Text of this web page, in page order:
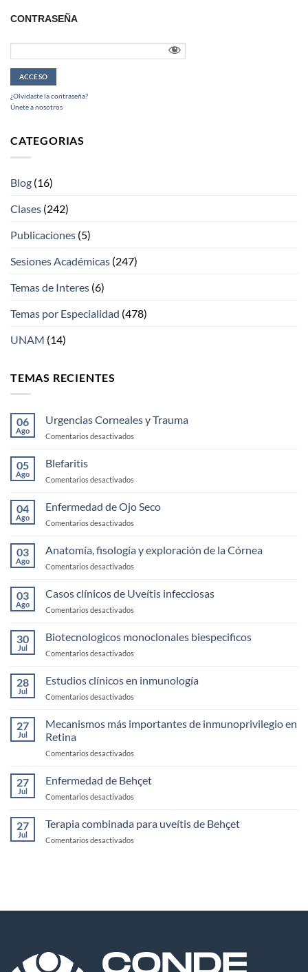
CONTRASEÑA
¿Olvidaste la contraseña?
Únete a nosotros
CATEGORIAS
Blog (16)
Clases (242)
Publicaciones (5)
Sesiones Académicas (247)
Temas de Interes (6)
Temas por Especialidad (478)
UNAM (14)
TEMAS RECIENTES
06
Ago
Urgencias Corneales y Trauma
Comentarios desactivados
Trauma
05
Ago
Blefaritis
Comentarios desactivados
04
Ago
Enfermedad de Ojo Seco
Comentarios desactivados
Ojo
Seco
03
Ago
Anatomía, fisología y exploración de la Córnea
Comentarios desactivados
fisología
exploración
la
03
Ago
Casos clínicos de Uveítis infecciosas
Comentarios desactivados
clínicos
Uveítis
30
Jul
Biotecnologicos monoclonales biespecificos
Comentarios desactivados
monoclonales
28
Jul
Estudios clínicos en inmunología
Comentarios desactivados
en
27
Jul
Mecanismos más importantes de inmunoprivilegio en
Retina
Comentarios desactivados
importantes
de
en
27
Jul
Enfermedad de Behçet
Comentarios desactivados
Behçet
27
Jul
Terapia combinada para uveítis de Behçet
Comentarios desactivados
Behçet